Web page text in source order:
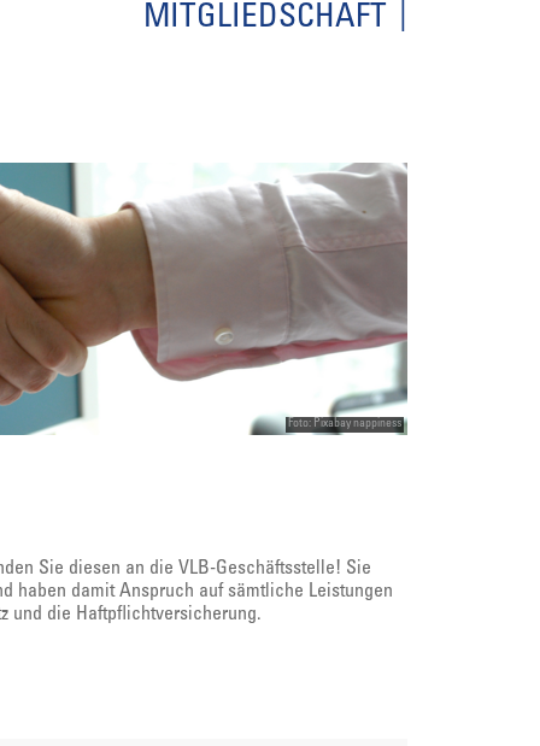
MITGLIEDSCHAFT
Foto: Pixabay nappiness
Sie diesen an die VLB-Geschäftsstelle! Sie
haben damit Anspruch auf sämtliche Leistungen
und die Haftpflichtversicherung.